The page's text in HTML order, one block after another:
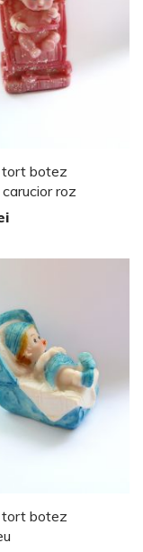
tort botez
roz
tort botez